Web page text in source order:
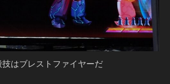
技はブレストファイヤーだ